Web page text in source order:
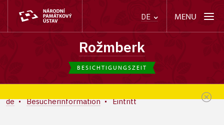
DE MENU
Rožmberk
BESICHTIGUNGSZEIT
de Besucherinformation Eintritt